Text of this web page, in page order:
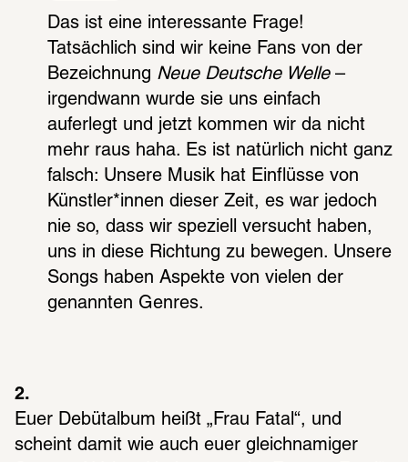
Das ist eine interessante Frage!
Tatsächlich sind wir keine Fans von der
Bezeichnung Neue Deutsche Welle –
irgendwann wurde sie uns einfach
auferlegt und jetzt kommen wir da nicht
mehr raus haha. Es ist natürlich nicht ganz
falsch: Unsere Musik hat Einflüsse von
Künstler*innen dieser Zeit, es war jedoch
nie so, dass wir speziell versucht haben,
uns in diese Richtung zu bewegen. Unsere
Songs haben Aspekte von vielen der
genannten Genres.
2.
Euer Debütalbum heißt „Frau Fatal“, und
scheint damit wie auch euer gleichnamiger